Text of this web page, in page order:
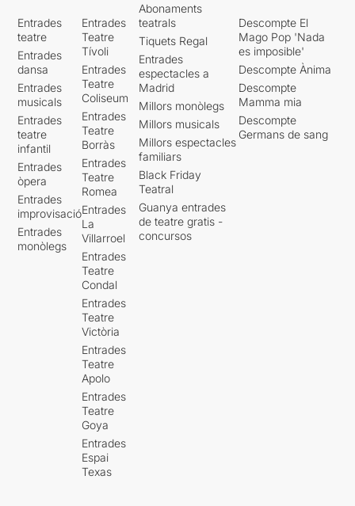
Entrades
teatre
Entrades
dansa
Entrades
musicals
Entrades
teatre
infantil
Entrades
òpera
Entrades
improvisació
Entrades
monòlegs
Entrades
Teatre
Tívoli
Entrades
Teatre
Coliseum
Entrades
Teatre
Borràs
Entrades
Teatre
Romea
Entrades
La
Villarroel
Entrades
Teatre
Condal
Entrades
Teatre
Victòria
Entrades
Teatre
Apolo
Entrades
Teatre
Goya
Entrades
Espai
Texas
Abonaments
teatrals
Tiquets Regal
Entrades
espectacles a
Madrid
Millors monòlegs
Millors musicals
Millors espectacles
familiars
Black Friday
Teatral
Guanya entrades
de teatre gratis -
concursos
Descompte El
Mago Pop 'Nada
es imposible'
Descompte Ànima
Descompte
Mamma mia
Descompte
Germans de sang